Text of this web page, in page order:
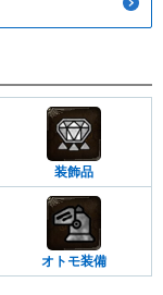
装飾品
オトモ装備